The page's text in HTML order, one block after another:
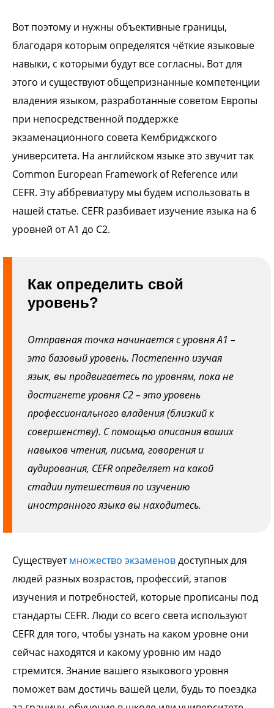
Вот поэтому и нужны объективные границы,
благодаря которым определятся чёткие языковые
навыки, с которыми будут все согласны. Вот для
этого и существуют общепризнанные компетенции
владения языком, разработанные советом Европы
при непосредственной поддержке
экзаменационного совета Кембриджского
университета. На английском языке это звучит так
Common European Framework of Reference или
CEFR. Эту аббревиатуру мы будем использовать в
нашей статье. CEFR разбивает изучение языка на 6
уровней от A1 до C2.
Как определить свой
уровень?
Отправная точка начинается с уровня А1 –
это базовый уровень. Постепенно изучая
язык, вы продвигаетесь по уровням, пока не
достигнете уровня С2 – это уровень
профессионального владения (близкий к
совершенству). С помощью описания ваших
навыков чтения, письма, говорения и
аудирования, CEFR определяет на какой
стадии путешествия по изучению
иностранного языка вы находитесь.
Существуетмножество экзаменовдоступных для
людей разных возрастов, профессий, этапов
изучения и потребностей, которые прописаны под
стандарты CEFR. Люди со всего света используют
CEFR для того, чтобы узнать на каком уровне они
сейчас находятся и какому уровню им надо
стремится. Знание вашего языкового уровня
поможет вам достичь вашей цели, будь то поездка